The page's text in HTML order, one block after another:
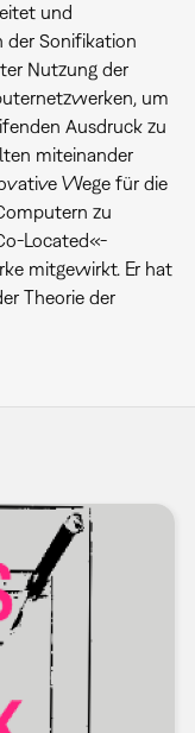
und
der Sonifikation
Nutzung der
um
Ausdruck zu
miteinander
Wege für die
zu
Located«-
mitgewirkt. Er hat
Theorie der